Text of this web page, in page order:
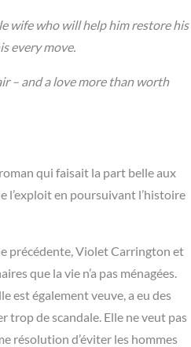
wife who will help him restore his
every move.
– and a love more than worth
qui faisait la part belle aux
l’exploit en poursuivant l’histoire
précédente, Violet Carrington et
que la vie n’a pas ménagées.
est également veuve, a eu des
trop de scandale. Elle ne veut pas
résolution d’éviter les hommes